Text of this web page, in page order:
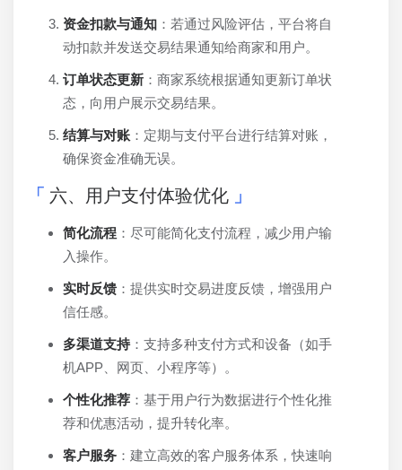
资金扣款与通知 ：若通过风险评估，平台将自
动扣款并发送交易结果通知给商家和用户。
订单状态更新 ：商家系统根据通知更新订单状
态，向用户展示交易结果。
结算与对账 ：定期与支付平台进行结算对账，
确保资金准确无误。
六、用户支付体验优化
简化流程 ：尽可能简化支付流程，减少用户输
入操作。
实时反馈 ：提供实时交易进度反馈，增强用户
信任感。
多渠道支持：支持多种支付方式和设备（如手
机APP、网页、小程序等）。
个性化推荐 ：基于用户行为数据进行个性化推
荐和优惠活动，提升转化率。
客户服务 ：建立高效的客户服务体系，快速响